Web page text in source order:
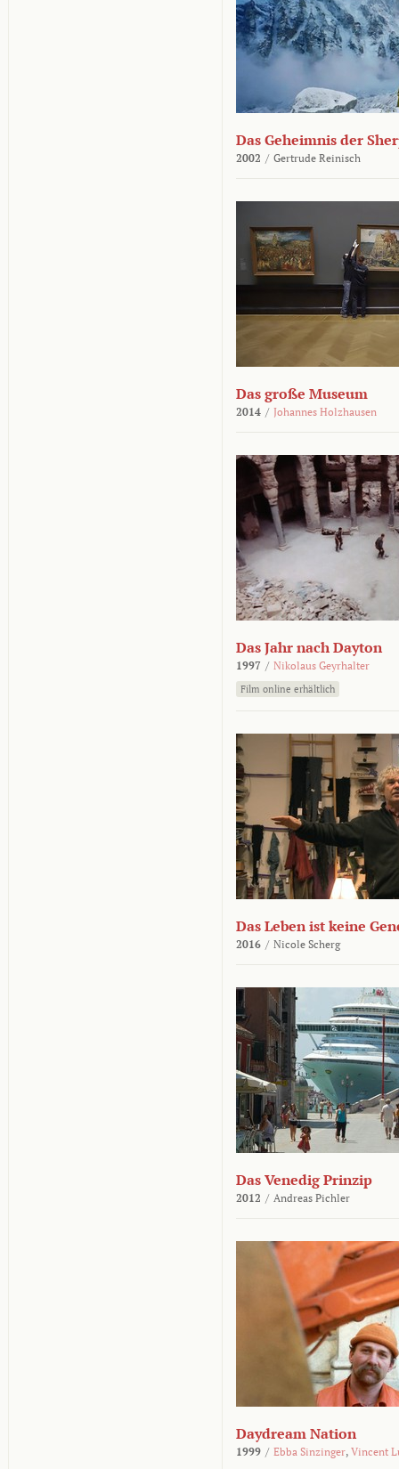
Das Geheimnis der
2002 / Gertrude Reinisch
Das große Museum
2014 / Johannes Holzhausen
Das Jahr nach Dayton
1997 / Nikolaus Geyrhalter
Film online erhältlich
Das Leben ist keine
2016 / Nicole Scherg
Das Venedig Prinzip
2012 / Andreas Pichler
Daydream Nation
1999 / Ebba Sinzinger, Vincent